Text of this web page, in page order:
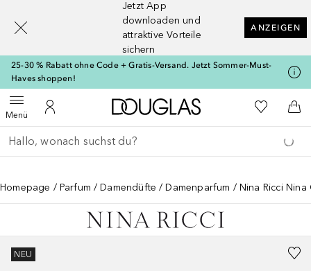
Jetzt App
downloaden und
attraktive Vorteile
sichern
ANZEIGEN
25-30 % Rabatt ohne Code + Gratis-Versand. Jetzt Sommer-Must-
Haves shoppen!
MenüMenü öffnenZu Meinem Kundenkonto
Zur Douglas Startseite
Zu Meiner
Gehe zurück
Suche ausführen
Homepage Parfum Damendüfte Damenparfum Nina Ricci Nina
NEU
[navigation.slideout.screenreader]